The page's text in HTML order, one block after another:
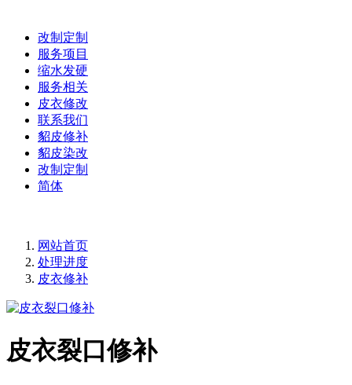
改制定制
服务项目
缩水发硬
服务相关
皮衣修改
联系我们
貂皮修补
貂皮染改
改制定制
简体
网站首页
处理进度
皮衣修补
皮衣裂口修补